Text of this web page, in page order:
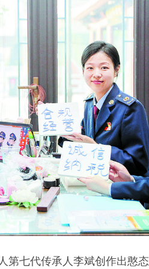
第七代传承人李斌创作出憨